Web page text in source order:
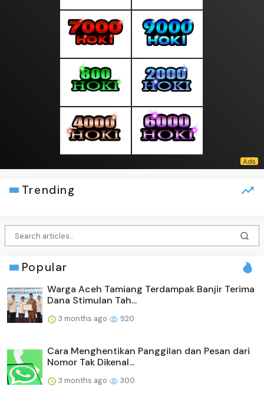
Trending
Popular
Warga Aceh Tamiang Terdampak Banjir Terima
Dana Stimulan Tah...
3 months ago 920
Cara Menghentikan Panggilan dan Pesan dari
Nomor Tak Dikenal...
3 months ago 300